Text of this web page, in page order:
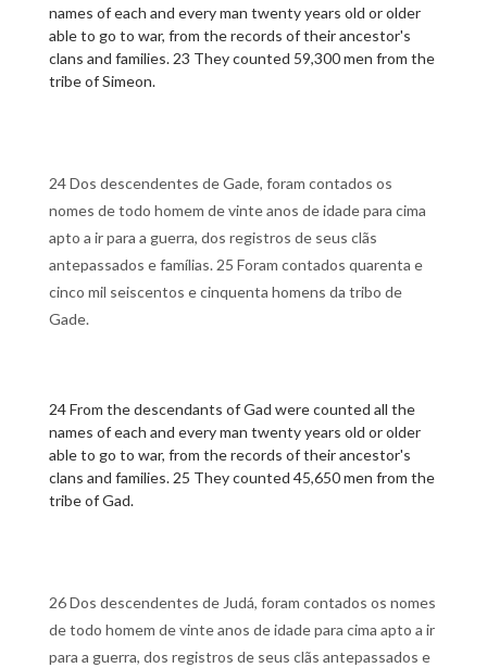
names of each and every man twenty years old or older
able to go to war, from the records of their ancestor's
clans and families. 23 They counted 59,300 men from the
tribe of Simeon.
24 Dos descendentes de Gade, foram contados os
nomes de todo homem de vinte anos de idade para cima
apto a ir para a guerra, dos registros de seus clãs
antepassados e famílias. 25 Foram contados quarenta e
cinco mil seiscentos e cinquenta homens da tribo de
Gade.
24 From the descendants of Gad were counted all the
names of each and every man twenty years old or older
able to go to war, from the records of their ancestor's
clans and families. 25 They counted 45,650 men from the
tribe of Gad.
26 Dos descendentes de Judá, foram contados os nomes
de todo homem de vinte anos de idade para cima apto a ir
para a guerra, dos registros de seus clãs antepassados e